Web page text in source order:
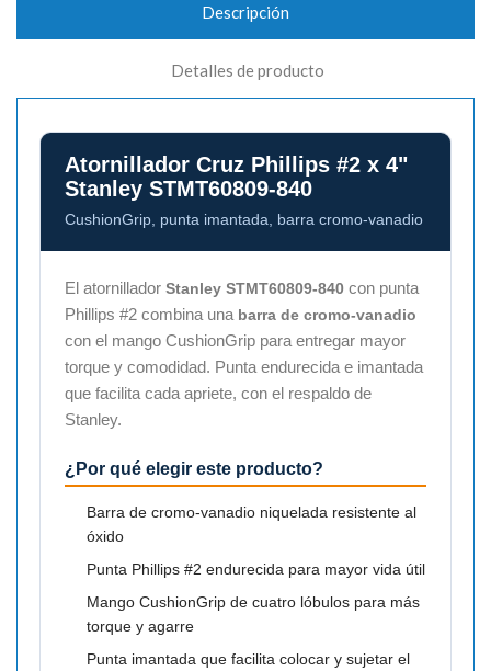
Descripción
Detalles de producto
Atornillador Cruz Phillips #2 x 4"
Stanley STMT60809-840
CushionGrip, punta imantada, barra cromo-vanadio
El atornillador Stanley STMT60809-840 con punta
Phillips #2 combina una barra de cromo-vanadio
con el mango CushionGrip para entregar mayor
torque y comodidad. Punta endurecida e imantada
que facilita cada apriete, con el respaldo de
Stanley.
¿Por qué elegir este producto?
Barra de cromo-vanadio niquelada resistente al
óxido
Punta Phillips #2 endurecida para mayor vida útil
Mango CushionGrip de cuatro lóbulos para más
torque y agarre
Punta imantada que facilita colocar y sujetar el